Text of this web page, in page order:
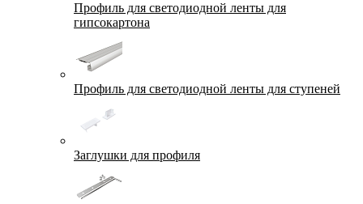
Профиль для светодиодной ленты для
гипсокартона
Профиль для светодиодной ленты для ступеней
Заглушки для профиля